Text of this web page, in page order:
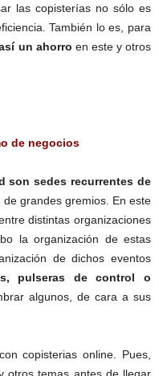
las copisterías no sólo es
También lo es, para
un ahorro en este y otros
de negocios
son sedes recurrentes de
de grandes gremios. En este
distintas organizaciones
la organización de estas
de dichos eventos
pulseras de control o
algunos, de cara a sus
copisterias online. Pues,